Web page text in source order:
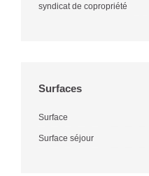
syndicat de copropriété
Surfaces
Surface
Surface séjour